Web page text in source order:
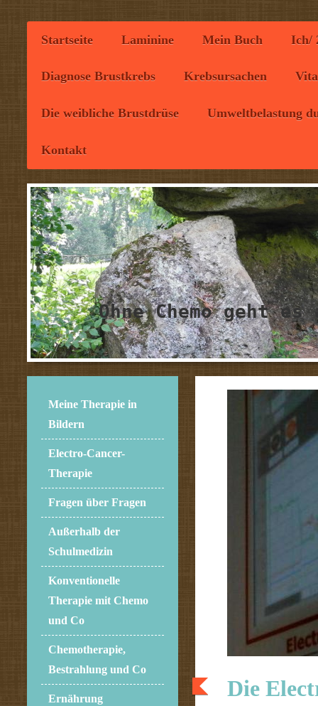
Startseite Laminine Mein Buch Ich/
Diagnose Brustkrebs Krebsursachen
Die weibliche Brustdrüse Umweltbelastung
Kontakt
Ohne Chemo geht es
Die
Meine Therapie in
Bildern
Electro-Cancer-
Therapie
Fragen über Fragen
Außerhalb der
Schulmedizin
Konventionelle
Therapie mit Chemo
und Co
Chemotherapie,
Bestrahlung und Co
Ernährung